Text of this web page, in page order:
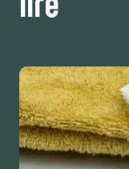
lire